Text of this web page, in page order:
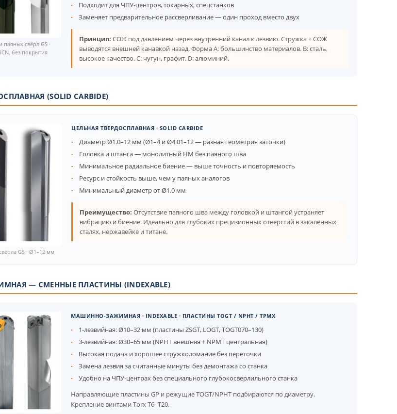
свёрл GS ·
без покрытия
Подходит для ЧПУ-центров, токарных, спецстанков
Заменяет предварительное рассверливание — один проход вместо двух
Принцип: СОЖ под давлением через внутренний канал к лезвию. Стружка + СОЖ
выводятся внешней канавкой назад. Форма A: большинство материалов. B: сталь,
высокое качество. C: чугун, графит. D: алюминий.
(SOLID CARBIDE)
GS · Ø1–12 мм
ЦЕЛЬНАЯ ТВЕРДОСПЛАВНАЯ · SOLID CARBIDE
Диаметр Ø1.0–12 мм (Ø1–4 и Ø4.01–12 — разная геометрия заточки)
Головка и штанга — монолитный HM без паяного шва
Минимальное радиальное биение — выше точность и повторяемость
Ресурс и стойкость выше, чем у паяных аналогов
Минимальный диаметр от Ø1.0 мм
Преимущество: Отсутствие паяного шва между головкой и штангой устраняет
вибрацию и биение. Идеально для глубоких прецизионных отверстий в закалённых
сталях, нержавейке и титане.
— СМЕННЫЕ ПЛАСТИНЫ (INDEXABLE)
МАШИННО-ЗАЖИМНАЯ · INDEXABLE · ПЛАСТИНЫ TOGT / NPHT / TPMX
1-лезвийная: Ø10–32 мм (пластины ZSGT, LOGT, TOGT070–130)
3-лезвийная: Ø30–65 мм (NPHT внешняя + NPMT центральная)
Высокая подача и хорошее стружколомание без переточки
Замена лезвия за считанные минуты без демонтажа со станка
Удобно на ЧПУ-центрах без специального глубокосверлильного станка
Направляющие пластины GP и режущие TOGT/NPHT подбираются по диаметру.
Крепление винтами Torx T6–T20.